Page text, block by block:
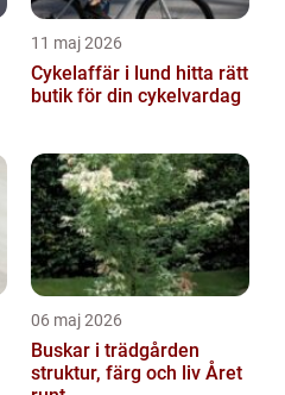
11 maj 2026
Cykelaffär i lund hitta rätt
butik för din cykelvardag
06 maj 2026
Buskar i trädgården
struktur, färg och liv Året